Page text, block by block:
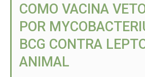
COMO VACINA
POR
BCG CONTRA
ANIMAL